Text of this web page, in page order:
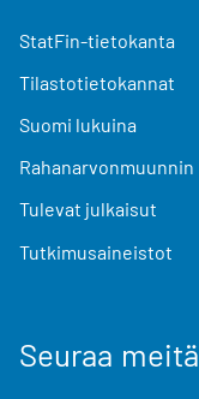
StatFin-tietokanta
Tilastotietokannat
Suomi lukuina
Rahanarvonmuunnin
Tulevat julkaisut
Tutkimusaineistot
Seuraa meitä